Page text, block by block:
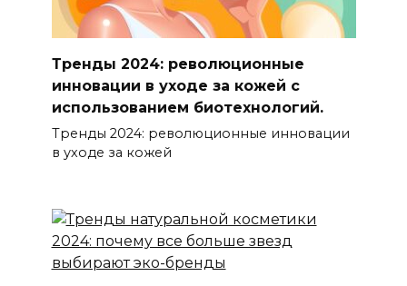
Тренды 2024: революционные
инновации в уходе за кожей с
использованием биотехнологий.
Тренды 2024: революционные инновации
в уходе за кожей